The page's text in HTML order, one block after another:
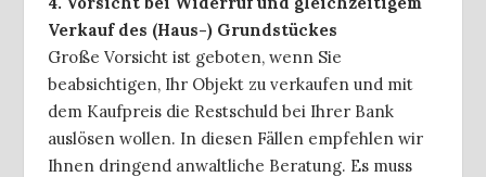
Verkauf des (Haus-) Grundstückes
Große Vorsicht ist geboten, wenn Sie
beabsichtigen, Ihr Objekt zu verkaufen und mit
dem Kaufpreis die Restschuld bei Ihrer Bank
auslösen wollen. In diesen Fällen empfehlen wir
Ihnen dringend anwaltliche Beratung. Es muss